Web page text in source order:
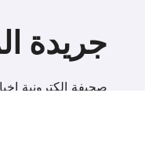
جريدة
صحيفة إلكترونية